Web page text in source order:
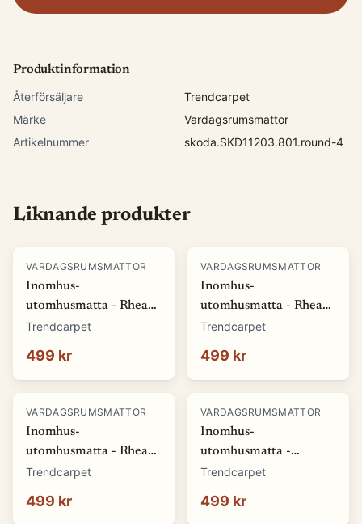
Produktinformation
Återförsäljare
Trendcarpet
Märke
Vardagsrumsmattor
Artikelnummer
skoda.SKD11203.801.round-4
Liknande produkter
VARDAGSRUMSMATTOR
Inomhus-
utomhusmatta - Rhea
(vit) (Storlek: 80 x 150
Trendcarpet
499 kr
VARDAGSRUMSMATTOR
Inomhus-
utomhusmatta - Rhea
(beige) (Storlek: 80 x
Trendcarpet
499 kr
VARDAGSRUMSMATTOR
Inomhus-
utomhusmatta - Rhea
(natur) (Storlek: 80 x
Trendcarpet
499 kr
VARDAGSRUMSMATTOR
Inomhus-
utomhusmatta -
Somerville (blå)
Trendcarpet
499 kr